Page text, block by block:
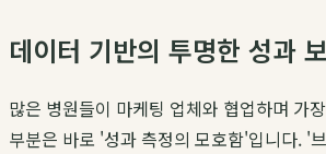
데이터 기반의 투명한 성과
많은 병원들이 마케팅 업체와 협업하며 가
부분은 바로 '성과 측정의 모호함'입니다. '